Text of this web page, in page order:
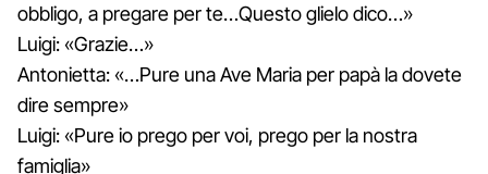
obbligo, a pregare per te…Questo glielo dico…»
Luigi: «Grazie…»
Antonietta: «…Pure una Ave Maria per papà la dovete
dire sempre»
Luigi: «Pure io prego per voi, prego per la nostra
famiglia»